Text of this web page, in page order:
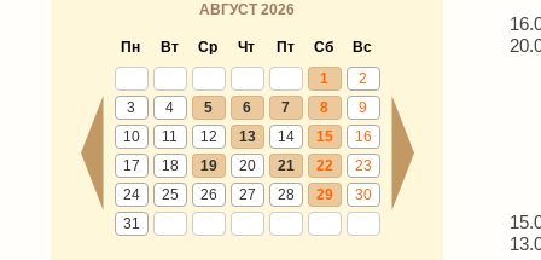
АВГУСТ 2026
Пн Вт Ср Чт Пт Сб
Вс
1
2
3
4 5 6 7 8
9
10
11 12 13 14 15
16
17
18 19 20 21 22
23
24
25 26 27 28 29
30
31